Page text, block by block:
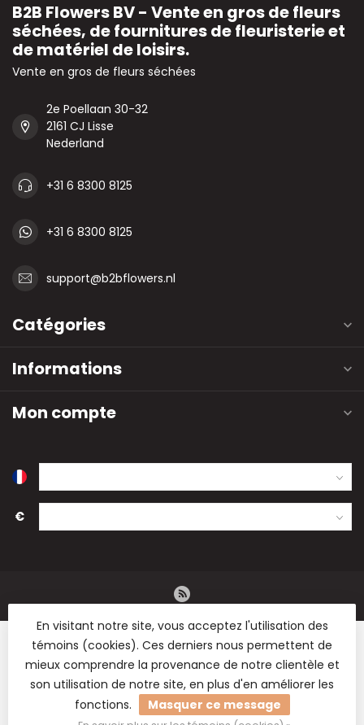
B2B Flowers BV - Vente en gros de fleurs
séchées, de fournitures de fleuristerie et
de matériel de loisirs.
Vente en gros de fleurs séchées
2e Poellaan 30-32
2161 CJ Lisse
Nederland
+31 6 8300 8125
+31 6 8300 8125
support@b2bflowers.nl
Catégories
Informations
Mon compte
€
© Copyright 2026 B2B Flowers BV - Vente en gros de fleurs
séchées, de fournitures de fleuristerie et de matériel de
En visitant notre site, vous acceptez l'utilisation des
témoins (cookies). Ces derniers nous permettent de
mieux comprendre la provenance de notre clientèle et
son utilisation de notre site, en plus d'en améliorer les
fonctions.
Masquer ce message